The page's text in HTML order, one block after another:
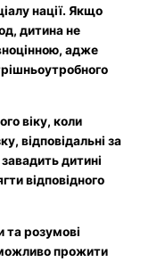
нації. Якщо
дитина не
адже
віку, коли
відповідальні за
дитині
відповідного
та розумові
прожити